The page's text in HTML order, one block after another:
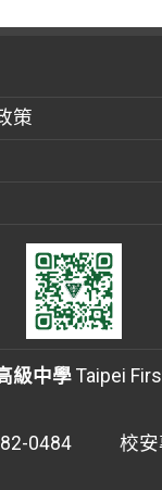
策
級中學Taipei
0484 校安專